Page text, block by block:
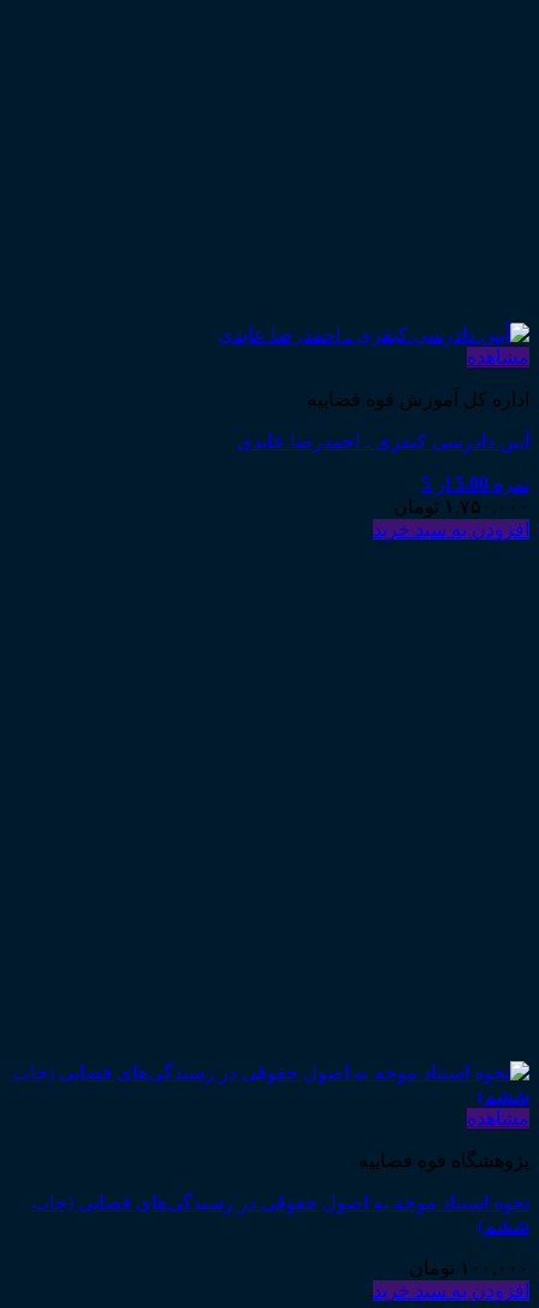
مشاهده
اداره کل آموزش قوه قضاییه
آیین دادرسی کیفری ـ احمدرضا عابدی
نمره 5.00 از 5
۱,۷۵۰,۰۰۰ تومان
افزودن به سبد خرید
مشاهده
پژوهشگاه قوه قضاییه
نحوه استناد موجه به اصول حقوقی در رسیدگی‌های قضایی (چاپ
ششم)
۱۰۰,۰۰۰ تومان
افزودن به سبد خرید